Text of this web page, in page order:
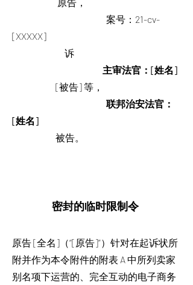
案号：21-cv-
[XXXXX]
诉
主审法官：[姓名]
[被告] 等，
联邦治安法官：
[姓名]
被告。
密封的临时限制令
原告 [全名]（“[原告]”）针对在起诉状所
附并作为本令附件的附表 A 中所列卖家
别名项下运营的、完全互动的电子商务